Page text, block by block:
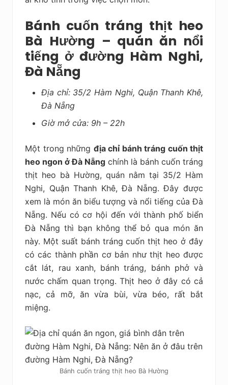
Bánh cuốn tráng thịt heo
Bà Hường – quán ăn nổi
tiếng ở đường Hàm Nghi,
Đà Nẵng
Địa chỉ: 35/2 Hàm Nghi, Quận Thanh Khê,
Đà Nẵng
Giờ mở cửa: 9h – 22h
Một trong những địa chỉ bánh tráng cuốn thịt
heo ngon ở Đà Nẵng chính là bánh cuốn tráng
thịt heo bà Hường, quán nằm tại 35/2 Hàm
Nghi, Quận Thanh Khê, Đà Nẵng. Đây được
xem là món ăn biểu tượng và nổi tiếng của Đà
Nẵng. Nếu có cơ hội đến với thành phố biển
Đà Nẵng thì bạn không thể bỏ qua món ăn
này. Một suất bánh tráng cuốn thịt heo ở đây
có các thành phần cơ bản như thịt heo được
cắt lát, rau xanh, bánh tráng, bánh phở và
nước chấm quan trọng. Thịt heo ở đây có cả
nạc, cả mỡ, ăn vừa bùi, vừa béo, rất bắt
miệng.
Bánh cuốn tráng thịt heo Bà Hường